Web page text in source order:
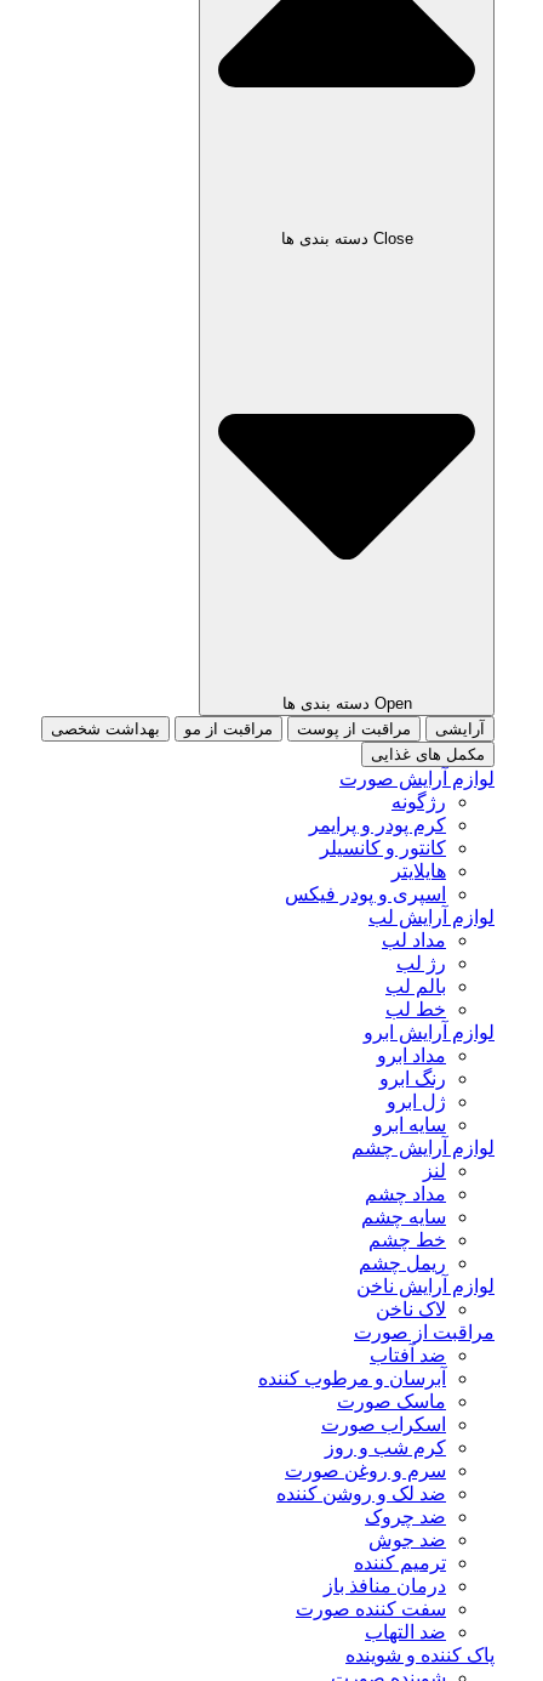
Close دسته بندی ها
Open دسته بندی ها
آرایشی
مراقبت از پوست مراقبت از مو
بهداشت شخصی
مکمل های غذایی
لوازم آرایش صورت
رژگونه
کرم پودر و پرایمر
کانتور و کانسیلر
هایلایتر
اسپری و پودر فیکس
لوازم آرایش لب
مداد لب
رژ لب
بالم لب
خط لب
لوازم آرایش ابرو
مداد ابرو
رنگ ابرو
ژل ابرو
سایه ابرو
لوازم آرایش چشم
لنز
مداد چشم
سایه چشم
خط چشم
ریمل چشم
لوازم آرایش ناخن
لاک ناخن
مراقبت از صورت
ضد آفتاب
آبرسان و مرطوب کننده
ماسک صورت
اسکراب صورت
کرم شب و روز
سرم و روغن صورت
ضد لک و روشن کننده
ضد چروک
ضد جوش
ترمیم کننده
درمان منافذ باز
سفت کننده صورت
ضد التهاب
پاک کننده و شوینده